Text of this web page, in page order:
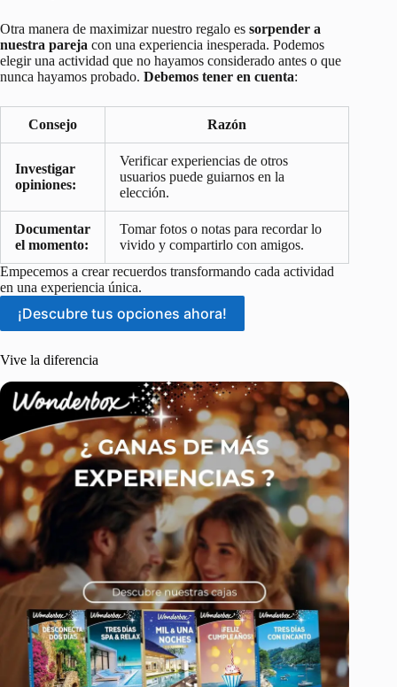
Otra manera de maximizar nuestro regalo es sorpender a
nuestra pareja con una experiencia inesperada. Podemos
elegir una actividad que no hayamos considerado antes o que
nunca hayamos probado. Debemos tener en cuenta:
Consejo Razón
Investigar
opiniones:
Verificar experiencias de otros
usuarios puede guiarnos en la
elección.
Documentar
el momento:
Tomar fotos o notas para recordar lo
vivido y compartirlo con amigos.
Empecemos a crear recuerdos transformando cada actividad
en una experiencia única.
¡Descubre tus opciones ahora!
Vive la diferencia